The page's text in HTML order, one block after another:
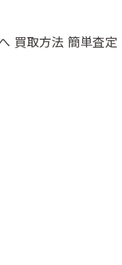
買取方法 簡単査定